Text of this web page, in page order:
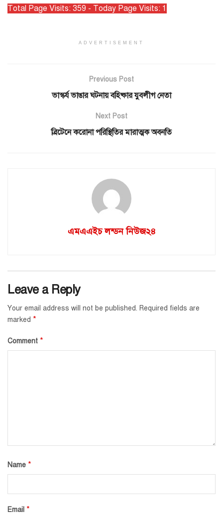
Total Page Visits: 359 - Today Page Visits: 1
ADVERTISEMENT
Previous Post
ভাস্কর্য ভাঙার ঘটনায় বহিষ্কার যুবলীগ নেতা
Next Post
ব্রিটেনে করোনা পরিস্থিতির মারাত্মক অবনতি
এমএএইচ লন্ডন নিউজ২৪
Leave a Reply
Your email address will not be published. Required fields are
marked *
Comment *
Name *
Email *